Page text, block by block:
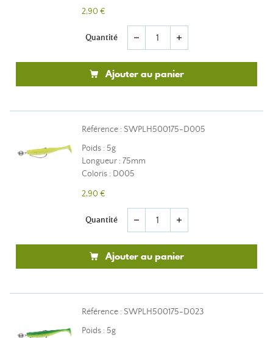
2,90 €
Quantité remove add
Ajouter au panier
Référence : SWPLH500175-D005
Poids : 5g
Longueur : 75mm
Coloris : D005
2,90 €
Quantité remove add
Ajouter au panier
Référence : SWPLH500175-D023
Poids : 5g